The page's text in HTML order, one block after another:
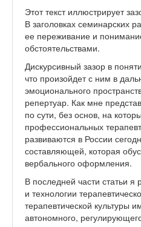
Этот текст иллюстрирует
В заголовках семинарских
ее переживание и
обстоятельствами.
Дискурсивный зазор в
что произойдет с ним в
эмоционального
репертуар. Как мне
по сути, без основ, на
профессиональных
развиваются в России
составляющей, которая
вербального оформления.
В последней части статьи
и технологии
терапевтической культуры
автономного,